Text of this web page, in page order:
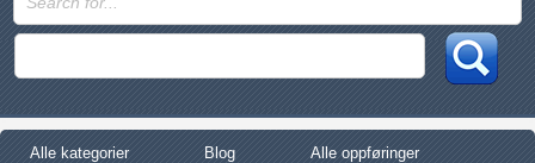
Alle kategorier Blog Alle oppføringer